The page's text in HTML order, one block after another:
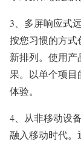
3、多屏响应式
按您习惯的方
新排列。使用
果。以单个项目
体验。
4、从非移动设
融入移动时代。